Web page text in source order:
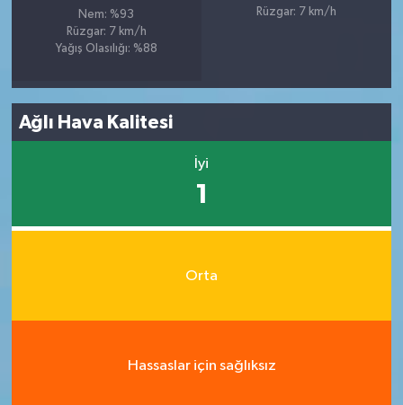
Nem: %93
Rüzgar: 7 km/h
Yağış Olasılığı: %88
Rüzgar: 7 km/h
Ağlı Hava Kalitesi
İyi
1
Orta
Hassaslar için sağlıksız